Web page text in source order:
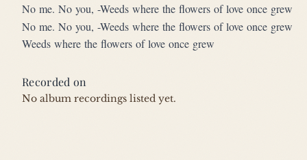
No me. No you, -Weeds where the flowers of love once grew
No me. No you, -Weeds where the flowers of love once grew
Weeds where the flowers of love once grew
Recorded on
No album recordings listed yet.